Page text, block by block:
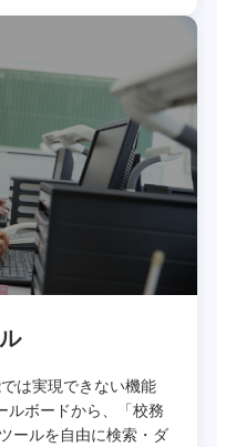
は実現できない機能
ルボードから、「校務
ールを自由に検索・ダ